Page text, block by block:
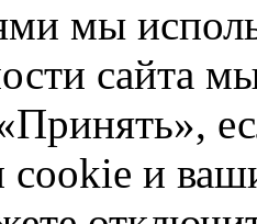
мы
сайта
cookie и